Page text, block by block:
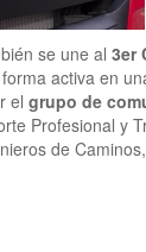
se une al 3er
activa en
el grupo de
Profesional y
de